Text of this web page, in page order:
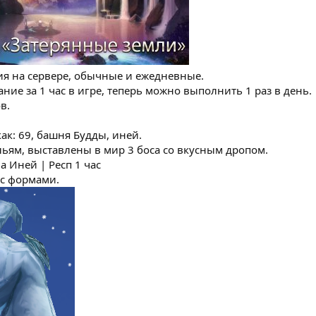
на сервере, обычные и ежедневные.
за 1 час в игре, теперь можно выполнить 1 раз в день.
69, башня Будды, иней.
выставлены в мир 3 боса со вкусным дропом.
Иней | Респ 1 час
формами.